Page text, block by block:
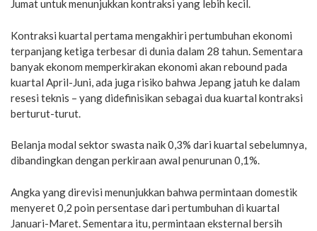
Jumat untuk menunjukkan kontraksi yang lebih kecil.
Kontraksi kuartal pertama mengakhiri pertumbuhan ekonomi
terpanjang ketiga terbesar di dunia dalam 28 tahun. Sementara
banyak ekonom memperkirakan ekonomi akan rebound pada
kuartal April-Juni, ada juga risiko bahwa Jepang jatuh ke dalam
resesi teknis – yang didefinisikan sebagai dua kuartal kontraksi
berturut-turut.
Belanja modal sektor swasta naik 0,3% dari kuartal sebelumnya,
dibandingkan dengan perkiraan awal penurunan 0,1%.
Angka yang direvisi menunjukkan bahwa permintaan domestik
menyeret 0,2 poin persentase dari pertumbuhan di kuartal
Januari-Maret. Sementara itu, permintaan eksternal bersih